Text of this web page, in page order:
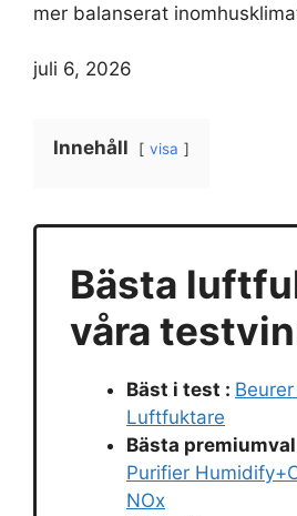
mer balanserat
juli 6, 2026
Innehåll visa
Bästa
våra
Bäst i test :
Luftfuktare
Bästa premiumval
Purifier
NOx